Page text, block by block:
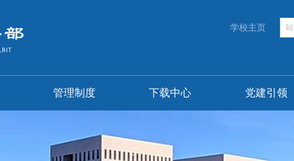
学校主页
管理制度 下载中心 党建引领